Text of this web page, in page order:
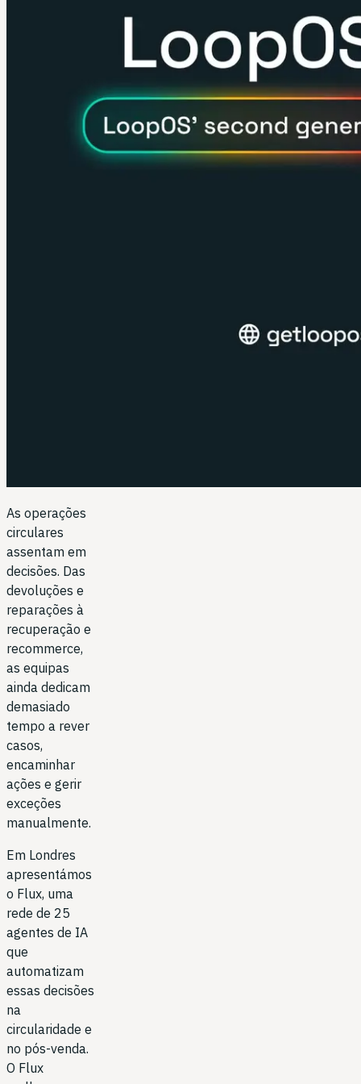
As operações
circulares
assentam em
decisões. Das
devoluções e
reparações à
recuperação e
recommerce,
as equipas
ainda dedicam
demasiado
tempo a rever
casos,
encaminhar
ações e gerir
exceções
manualmente.
Em Londres
apresentámos
o Flux, uma
rede de 25
agentes de IA
que
automatizam
essas decisões
na
circularidade e
no pós-venda.
O Flux